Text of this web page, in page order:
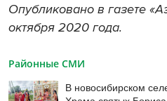
Опубликовано в газете
октября 2020 года.
Районные СМИ
В новосибирском